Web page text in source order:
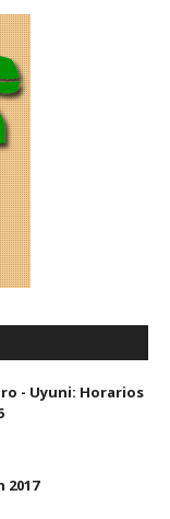
- Uyuni: Horarios
2017